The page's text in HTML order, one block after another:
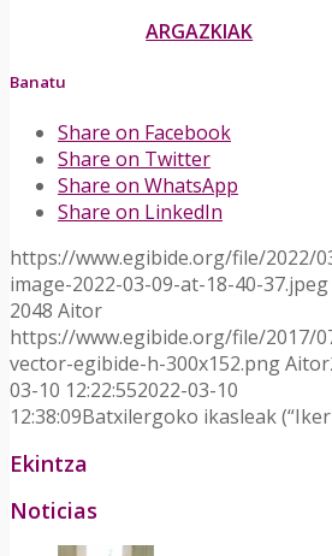
ARGAZKIAK
Banatu
Share on Facebook
Share on Twitter
Share on WhatsApp
Share on LinkedIn
https://www.egibide.org/file/2022/
image-2022-03-09-at-18-40-37.jpeg
2048 Aitor
https://www.egibide.org/file/2017/
vector-egibide-h-300x152.pngAitor
03-10 12:22:552022-03-10
12:38:09Batxilergoko ikasleak
Ekintza
Noticias